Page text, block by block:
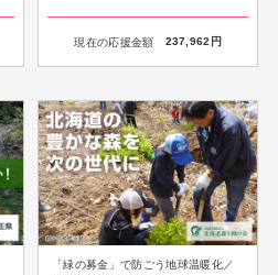
現在の応援金額 237,962 円
「緑の募金」で防ごう地球温暖化／